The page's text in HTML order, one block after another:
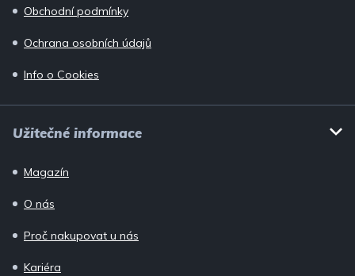
Obchodní podmínky
Ochrana osobních údajů
Info o Cookies
Užitečné informace
Magazín
O nás
Proč nakupovat u nás
Kariéra